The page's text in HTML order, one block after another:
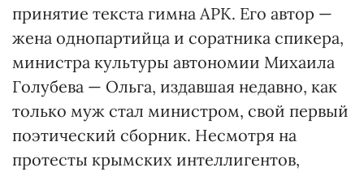
принятие текста гимна АРК. Его автор —
жена однопартийца и соратника спикера,
министра культуры автономии Михаила
Голубева — Ольга, издавшая недавно, как
только муж стал министром, свой первый
поэтический сборник. Несмотря на
протесты крымских интеллигентов,